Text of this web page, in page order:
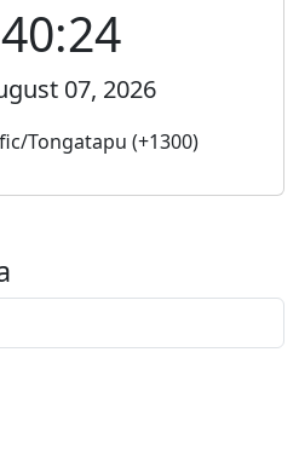
07, 2026
Tongatapu (+1300)